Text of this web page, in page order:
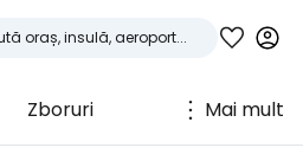
Zboruri Mai mult
vă la